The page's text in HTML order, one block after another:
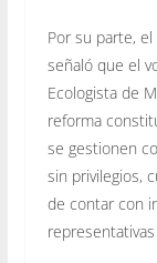
Por su parte,
señaló que el
Ecologista de
reforma
se gestionen
sin privilegios,
de contar con